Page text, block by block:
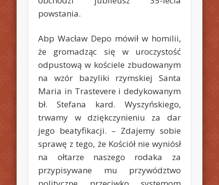
powstania.
Abp Wacław Depo mówił w homilii,
że gromadząc się w uroczystość
odpustową w kościele zbudowanym
na wzór bazyliki rzymskiej Santa
Maria in Trastevere i dedykowanym
bł. Stefana kard. Wyszyńskiego,
trwamy w dziękczynieniu za dar
jego beatyfikacji. – Zdajemy sobie
sprawę z tego, że Kościół nie wyniósł
na ołtarze naszego rodaka za
przypisywane mu przywództwo